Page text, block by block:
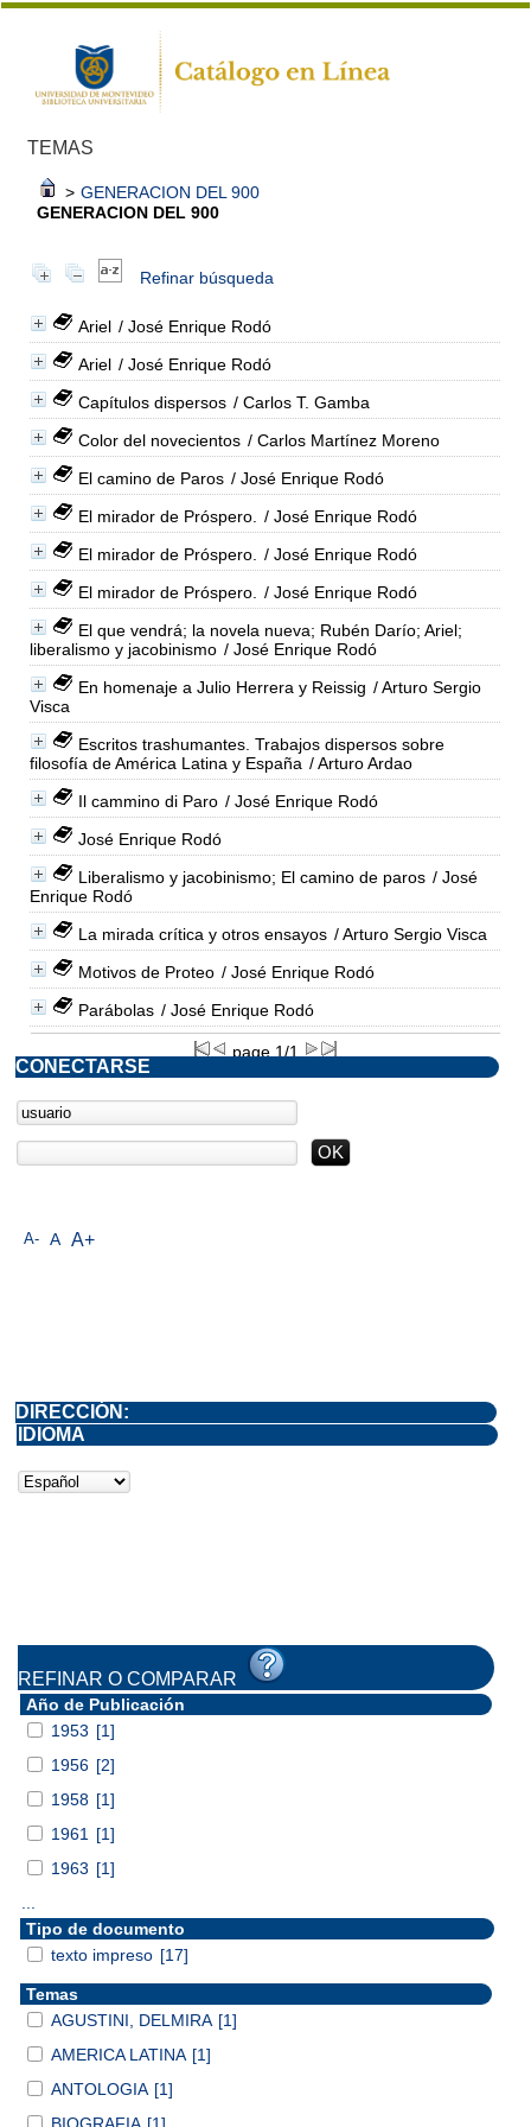
TEMAS
> GENERACION DEL 900
GENERACION DEL 900
Refinar búsqueda
Ariel / José Enrique Rodó
Ariel / José Enrique Rodó
Capítulos dispersos / Carlos T. Gamba
Color del novecientos / Carlos Martínez Moreno
El camino de Paros / José Enrique Rodó
El mirador de Próspero.
/ José Enrique Rodó
El mirador de Próspero.
/ José Enrique Rodó
El mirador de Próspero.
/ José Enrique Rodó
El que vendrá; la novela nueva; Rubén Darío; Ariel;
liberalismo y jacobinismo / José Enrique Rodó
En homenaje a Julio Herrera y Reissig / Arturo Sergio
Visca
Escritos trashumantes. Trabajos dispersos sobre
filosofía de América Latina y España / Arturo Ardao
Il cammino di Paro / José Enrique Rodó
José Enrique Rodó
Liberalismo y jacobinismo; El camino de paros / José
Enrique Rodó
La mirada crítica y otros ensayos / Arturo Sergio Visca
Motivos de Proteo / José Enrique Rodó
Parábolas / José Enrique Rodó
page 1/1
A- A A+
CONECTARSE
DIRECCIÓN:
IDIOMA
REFINAR O COMPARAR
Año de Publicación
1953 [1]
1956 [2]
1958 [1]
1961
[1]
1963 [1]
Tipo de documento
texto impreso [17]
Temas
AGUSTINI, DELMIRA [1]
AMERICA LATINA [1]
ANTOLOGIA [1]
BIOGRAFIA [1]